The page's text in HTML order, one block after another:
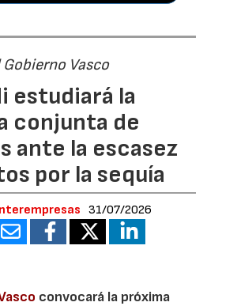
Vasco
estudiará la
conjunta de
ante la escasez
por la sequía
31/07/2026
convocará la próxima